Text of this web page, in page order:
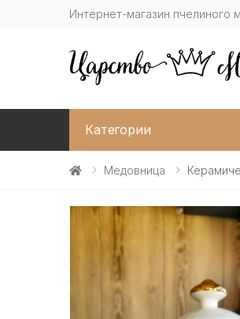
Интернет-магазин пчелиного
Категории
Медовница